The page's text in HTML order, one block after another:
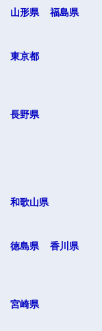
山形県 福島県
東京都
長野県
和歌山県
徳島県
香川県
宮崎県